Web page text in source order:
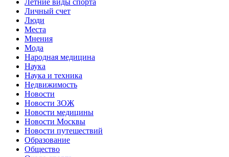
Личный счет
Люди
Места
Мнения
Мода
Народная медицина
Наука
Наука и техника
Недвижимость
Новости
Новости ЗОЖ
Новости медицины
Новости Москвы
Новости путешествий
Образование
Общество